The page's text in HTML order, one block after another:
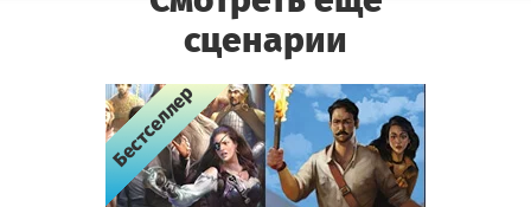
сценарии
Бестселлер
Бестселлер
Бестселлер
Бестселлер